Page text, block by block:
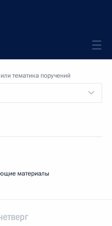
тематика поручений
материалы